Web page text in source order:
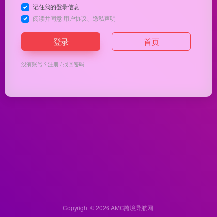
记住我的登录信息
阅读并同意 用户协议 隐私声明
登录 首页
没有账号？注册/找回密码
Copyright © 2026 AMC跨境导航网